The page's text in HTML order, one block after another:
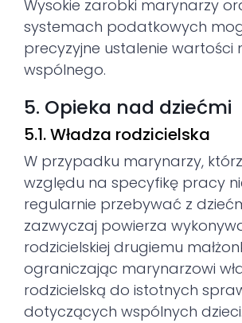
Wysokie zarobki marynarzy
systemach podatkowych
precyzyjne ustalenie wartości
wspólnego.
5. Opieka nad dziećmi
5.1. Władza rodzicielska
W przypadku marynarzy,
względu na specyfikę pracy
regularnie przebywać z
zazwyczaj powierza
rodzicielskiej drugiemu
ograniczając marynarzowi
rodzicielską do istotnych
dotyczących wspólnych dzieci.